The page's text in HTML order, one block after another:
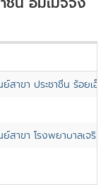
ขา ประชาชื่น ร้อยเอ็ด
าขา โรงพยาบาลเจริญ